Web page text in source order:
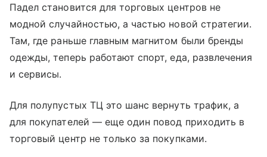
Падел становится для торговых центров не
модной случайностью, а частью новой стратегии.
Там, где раньше главным магнитом были бренды
одежды, теперь работают спорт, еда, развлечения
и сервисы.
Для полупустых ТЦ это шанс вернуть трафик, а
для покупателей — еще один повод приходить в
торговый центр не только за покупками.